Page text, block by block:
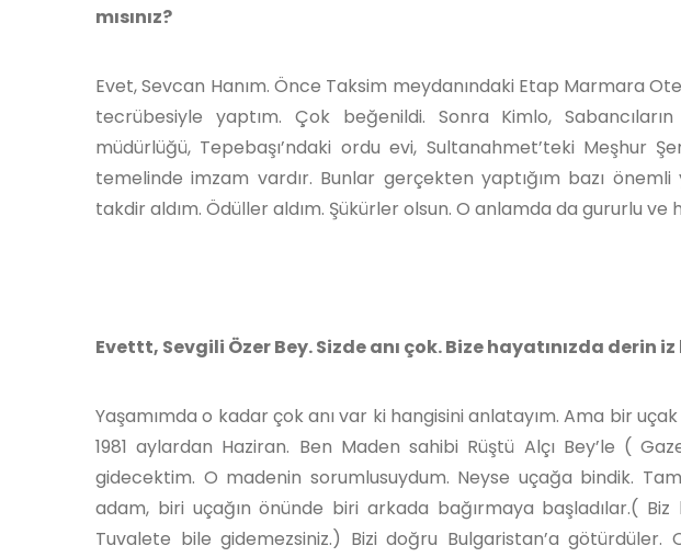
mısınız?
Evet, Sevcan Hanım. Önce Taksim meydanındaki Etap Marmara
tecrübesiyle yaptım. Çok beğenildi. Sonra Kimlo, Sabancıların
müdürlüğü, Tepebaşı’ndaki ordu evi, Sultanahmet’teki Meşhur
temelinde imzam vardır. Bunlar gerçekten yaptığım bazı önemli
takdir aldım. Ödüller aldım. Şükürler olsun. O anlamda da gururlu ve
Evettt, Sevgili Özer Bey. Sizde anı çok. Bize hayatınızda derin iz
Yaşamımda o kadar çok anı var ki hangisini anlatayım. Ama bir uçak
1981 aylardan Haziran. Ben Maden sahibi Rüştü Alçı Bey’le (
gidecektim. O madenin sorumlusuydum. Neyse uçağa bindik.
adam, biri uçağın önünde biri arkada bağırmaya başladılar.( Biz
Tuvalete bile gidemezsiniz.) Bizi doğru Bulgaristan’a götürdüler.